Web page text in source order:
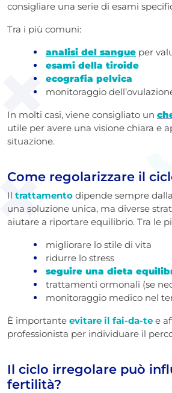
consigliare una serie di esami
Tra i più comuni:
analisi del sangue per
esami della tiroide
ecografia pelvica
monitoraggio
In molti casi, viene consigliato un
utile per avere una visione chiara e
situazione.
Come regolarizzare il
Il trattamento dipende sempre dalla
una soluzione unica, ma diverse
aiutare a riportare equilibrio. Tra le
migliorare lo stile di vita
ridurre lo stress
seguire una dieta
trattamenti ormonali (se
monitoraggio medico nel
È importante evitare il fai-da-te e
professionista per individuare il
Il ciclo irregolare può
fertilità?